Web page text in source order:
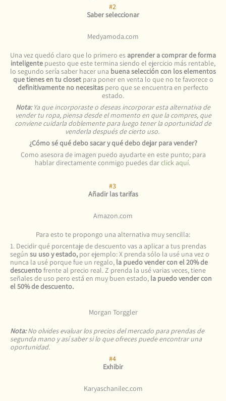
#2
Saber seleccionar
Medyamoda.com
Una vez quedó claro que lo primero esaprender a comprar de forma
inteligente puesto que este termina siendo el ejercicio más rentable,
lo segundo sería saber hacer una buena selección con los elementos
que tienes en tu closetpara poner en venta lo que no te favorece o
definitivamente no necesitas pero que se encuentra en perfecto
estado.
Nota:Ya que incorporaste o deseas incorporar esta alternativa de
vender tu ropa, piensa desde el momento en que la compres, que
conviene cuidarla doblemente para luego tener la oportunidad de
venderla después de cierto uso.
¿Cómo sé qué debo sacar y qué debo dejar para vender?
Como asesora de imagen puedo ayudarte en este punto; para
hablar directamente conmigo puedes darclick aquí.
#3
Añadir las tarifas
Amazon.com
Para esto te propongo una alternativa muy sencilla:
1. Decidir qué porcentaje de descuento vas a aplicar a tus prendas
según su uso y estado, por ejemplo: X prenda sólo la usé una vez o
nunca la usé porque fue un regalo, la puedo vender con el 20% de
descuentofrente al precio real. Z prenda la usé varias veces, tiene
señales de uso pero está en muy buen estado, la puedo vender con
el 50% de descuento.
Morgan Torggler
Nota:No olvides evaluar los precios del mercado para prendas de
segunda mano y así saber si lo que ofreces puede encontrar una
oportunidad.
#4
Exhibir
Karyaschanilec.com